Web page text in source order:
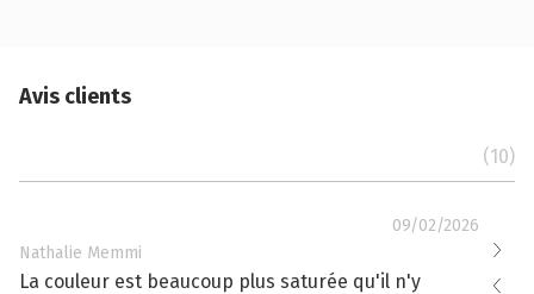
Avis clients
(10)
09/02/2026
Nathalie Memmi
La couleur est beaucoup plus saturée qu'il n'y
La